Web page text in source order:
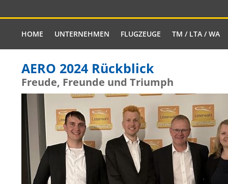
HOME UNTERNEHMEN FLUGZEUGE TM / LTA / WA
AERO 2024 Rückblick
Freude, Freunde und Triumph